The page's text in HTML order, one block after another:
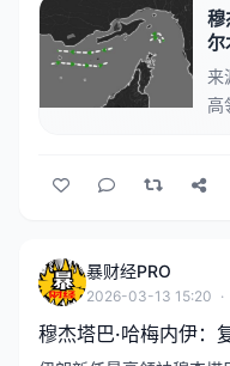
穆
尔
来
高
控
暴财经PRO
2026-03-13 15:20 ·
穆杰塔巴·哈梅内伊：